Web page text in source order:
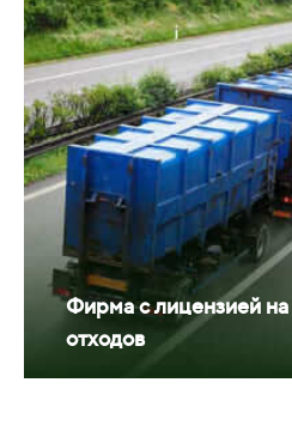
Фирма с лицензией на
отходов